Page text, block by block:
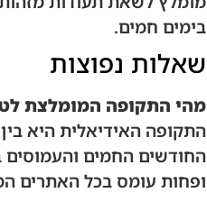
בימים חמים.
שאלות נפוצות
מהי התקופה המומלצת
התקופה האידיאלית היא
החודשים החמים והעמוסים
ופחות עומס בכל האתרים